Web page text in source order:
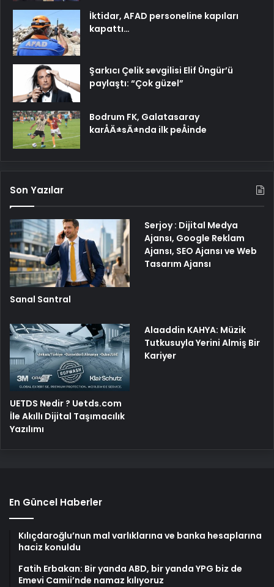
İktidar, AFAD personeline kapıları
kapattı…
Şarkıcı Çelik sevgilisi Elif Üngür’ü
paylaştı: “Çok güzel”
Bodrum FK, Galatasaray
karÅÄ±sÄ±nda ilk peÅinde
Son Yazılar
Sanal Santral
Serjoy : Dijital Medya
Ajansı, Google Reklam
Ajansı, SEO Ajansı ve Web
Tasarım Ajansı
UETDS Nedir ? Uetds.com
İle Akıllı Dijital Taşımacılık
Yazılımı
Alaaddin KAHYA: Müzik
Tutkusuyla Yerini Almiş Bir
Kariyer
En Güncel Haberler
Kılıçdaroğlu’nun mal varlıklarına ve banka hesaplarına
haciz konuldu
Fatih Erbakan: Bir yanda ABD, bir yanda YPG biz de
Emevi Camii’nde namaz kılıyoruz